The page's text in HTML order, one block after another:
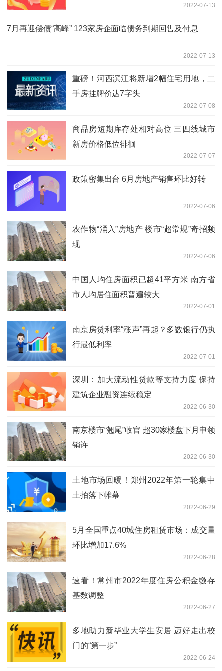
2022-07-13
7月再迎偿债“高峰” 123家房企面临债务到期回售及付息
2022-07-13
重磅！河西滨江将新增2幅住宅用地，二
手房挂牌价达7字头
2022-07-08
商品房短期库存处相对高位 三四线城市
新房价格低位徘徊
2022-07-07
政策密集出台 6月房地产销售环比好转
2022-07-06
农作物“涌入”房地产 楼市“超常规”奇招频
现
2022-07-06
中国人均住房面积已超41平方米 南方省
市人均居住面积普遍较大
2022-07-01
南京房贷利率“涨声”再起？多数银行仍执
行最低利率
2022-07-01
深圳：加大流动性贷款等支持力度 保持
建筑企业融资连续稳定
2022-06-30
南京楼市“翘尾”收官 超30家楼盘下月申领
销许
2022-06-30
土地市场回暖！郑州2022年第一轮集中
土拍落下帷幕
2022-06-29
5月全国重点40城住房租赁市场：成交量
环比增加17.6%
2022-06-28
速看！常州市2022年度住房公积金缴存
基数调整
2022-06-27
多地助力新毕业大学生安居 迈好走出校
门的“第一步”
2022-06-24